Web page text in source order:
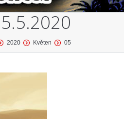
her
5.5.2020
2020 Květen 05